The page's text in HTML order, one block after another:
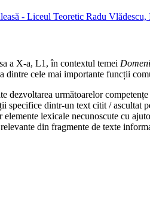
- Liceul Teoretic Radu Vlădescu,
a X-a, L1, în contextul temei
dintre cele mai importante funcții
dezvoltarea următoarelor
specifice dintr-un text citit / ascultat
elemente lexicale necunoscute cu
din fragmente de texte